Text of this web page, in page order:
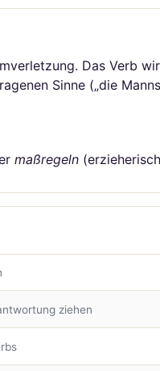
Das Verb
Sinne („die
maßregeln
ziehen